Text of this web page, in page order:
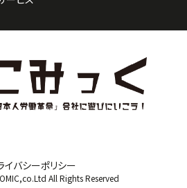
送
ました。
ださい。
ッカー選手権埼玉県予選』
イバシーポリシー
All Rights Reserved